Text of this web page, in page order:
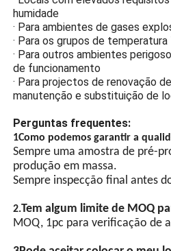
resistência à corrosão,
antiestática e resistência a
impactos.
A
Projetos que
· Armazém
· Fabricação
· Refinaria de petróleo
· Indústria
· Plataformas petrolíferas
· Zona 1 e Zona 2
· Como sinais ou sinais de
· Locais com elevados
humidade
· Para ambientes de gases
· Para os grupos de temperatura
· Para outros ambientes
de funcionamento
· Para projectos de renovação
manutenção e substituição de
Perguntas frequentes: